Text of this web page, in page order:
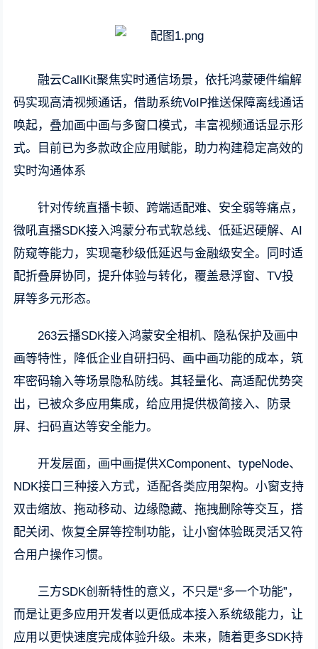
融云CallKit聚焦实时通信场景，依托鸿蒙硬件编解
码实现高清视频通话，借助系统VoIP推送保障离线通话
唤起，叠加画中画与多窗口模式，丰富视频通话显示形
式。目前已为多款政企应用赋能，助力构建稳定高效的
实时沟通体系
针对传统直播卡顿、跨端适配难、安全弱等痛点，
微吼直播SDK接入鸿蒙分布式软总线、低延迟硬解、AI
防窥等能力，实现毫秒级低延迟与金融级安全。同时适
配折叠屏协同，提升体验与转化，覆盖悬浮窗、TV投
屏等多元形态。
263云播SDK接入鸿蒙安全相机、隐私保护及画中
画等特性，降低企业自研扫码、画中画功能的成本，筑
牢密码输入等场景隐私防线。其轻量化、高适配优势突
出，已被众多应用集成，给应用提供极简接入、防录
屏、扫码直达等安全能力。
开发层面，画中画提供XComponent、typeNode、
NDK接口三种接入方式，适配各类应用架构。小窗支持
双击缩放、拖动移动、边缘隐藏、拖拽删除等交互，搭
配关闭、恢复全屏等控制功能，让小窗体验既灵活又符
合用户操作习惯。
三方SDK创新特性的意义，不只是“多一个功能”，
而是让更多应用开发者以更低成本接入系统级能力，让
应用以更快速度完成体验升级。未来，随着更多SDK持